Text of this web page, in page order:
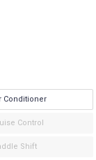
Conditioner
Control
Shift